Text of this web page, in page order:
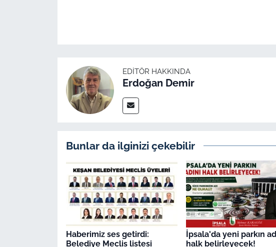
EDITÖR HAKKINDA
Erdoğan Demir
Bunlar da ilginizi çekebilir
Haberimiz ses getirdi:
Belediye Meclis listesi
İpsala'da yeni parkın
halk belirleyecek!